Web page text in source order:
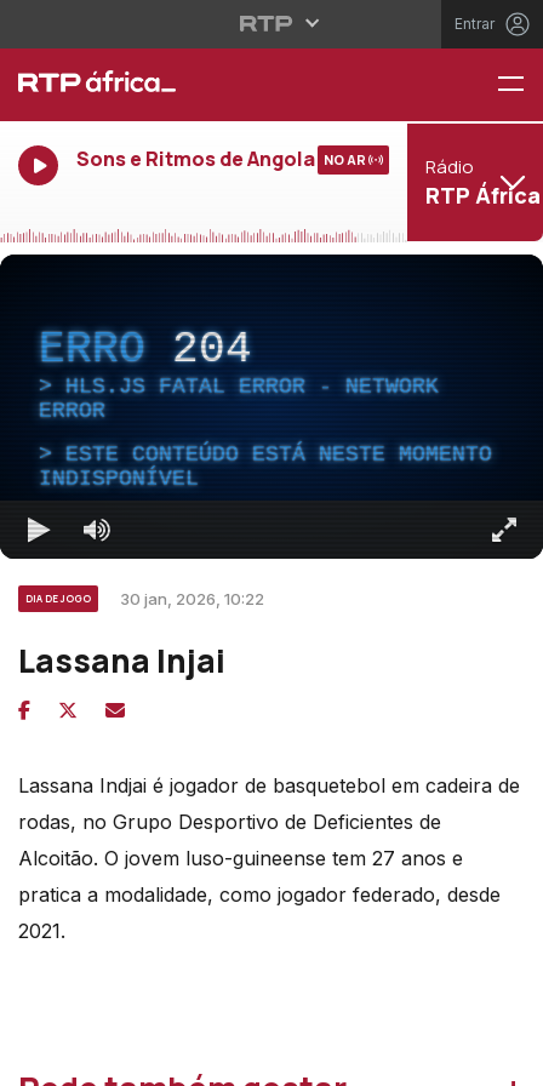
Entrar
Sons e Ritmos de Angola NO AR Rádio
RTP África
ERRO 204
HLS.JS FATAL ERROR - NETWORK
ERROR
ESTE CONTEÚDO ESTÁ NESTE MOMENTO
INDISPONÍVEL
DIA DE JOGO 30 jan, 2026, 10:22
Lassana Injai
Lassana Indjai é jogador de basquetebol em cadeira de
rodas, no Grupo Desportivo de Deficientes de
Alcoitão. O jovem luso-guineense tem 27 anos e
pratica a modalidade, como jogador federado, desde
2021.